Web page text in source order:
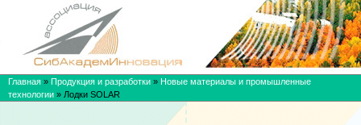
Главная » Продукция и разработки » Новые материалы и промышленные
технологии » Лодки SOLAR